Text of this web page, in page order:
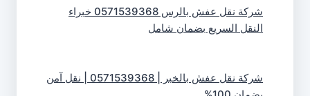
شركة نقل عفش بالرس 0571539368 خبراء
النقل السريع بضمان شامل
شركة نقل عفش بالخبر | 0571539368 | نقل آمن